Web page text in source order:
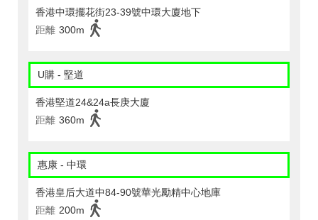
香港中環擺花街23-39號中環大廈地下
距離 300m
U購 - 堅道
香港堅道24&24a長庚大廈
距離 360m
惠康 - 中環
香港皇后大道中84-90號華光勵精中心地庫
距離 200m